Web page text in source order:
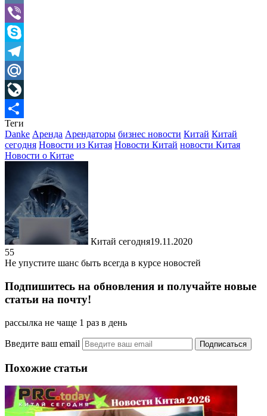
VK
Viber
Skype
Telegram
Mail.Ru
LiveJournal
Отправить
Теги
Danke Аренда Арендаторы бизнес новости Китай Китай
сегодня Новости из Китая Новости Китай новости Китая
Новости о Китае
Китай сегодня19.11.2020
55
Не упустите шанс быть всегда в курсе новостей
Подпишитесь на обновления и получайте новые
статьи на почту!
рассылка не чаще 1 раз в день
Введите ваш email
Похожие статьи